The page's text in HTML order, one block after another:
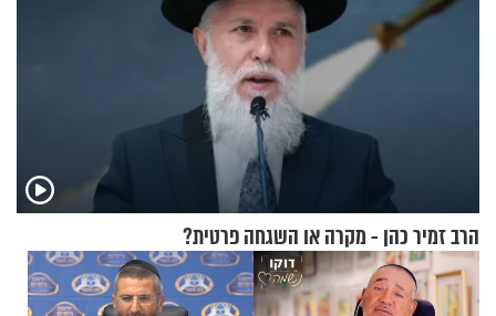
הרב זמיר כהן - מקרה או השגחה פרטית?